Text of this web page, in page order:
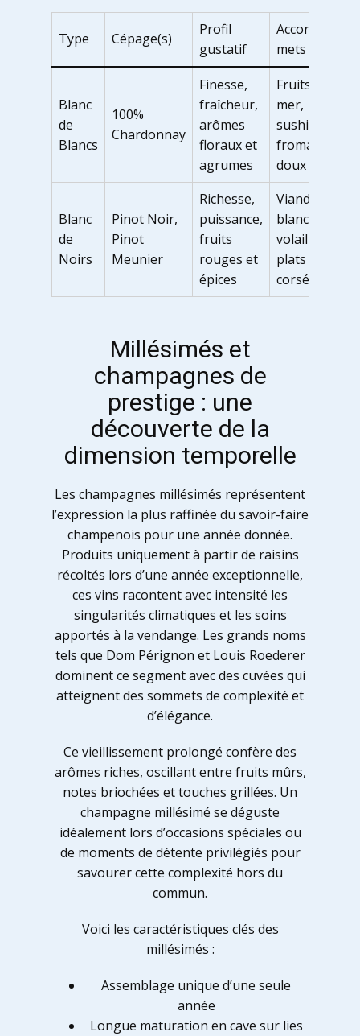
Type Cépage(s)
Profil
gustatif
Accords
mets
Blanc
de
Blancs
100%
Chardonnay
Finesse,
fraîcheur,
arômes
floraux et
agrumes
Fruits de
mer,
sushis,
fromages
doux
Blanc
de
Noirs
Pinot Noir,
Pinot
Meunier
Richesse,
puissance,
fruits
rouges et
épices
Viande
blanche,
volailles,
plats
corsés
Millésimés et
champagnes de
prestige : une
découverte de la
dimension temporelle
Les champagnes millésimés représentent
l’expression la plus raffinée du savoir-faire
champenois pour une année donnée.
Produits uniquement à partir de raisins
récoltés lors d’une année exceptionnelle,
ces vins racontent avec intensité les
singularités climatiques et les soins
apportés à la vendange. Les grands noms
tels que Dom Pérignon et Louis Roederer
dominent ce segment avec des cuvées qui
atteignent des sommets de complexité et
d’élégance.
Ce vieillissement prolongé confère des
arômes riches, oscillant entre fruits mûrs,
notes briochées et touches grillées. Un
champagne millésimé se déguste
idéalement lors d’occasions spéciales ou
de moments de détente privilégiés pour
savourer cette complexité hors du
commun.
Voici les caractéristiques clés des
millésimés :
Assemblage unique d’une seule
année
Longue maturation en cave sur lies